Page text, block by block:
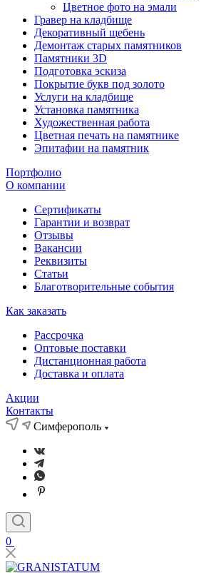
Цветное фото на эмали
Гравер на кладбище
Декоративный щебень
Демонтаж старых памятников
Памятники 3D
Подготовка эскиза
Покрытие букв под золото
Услуги на кладбище
Установка памятника
Художественная работа
Цветная печать на памятнике
Эпитафии на памятник
Портфолио
О компании
Сертификаты
Гарантии и возврат
Отзывы
Вакансии
Реквизиты
Статьи
Благотворительные события
Как заказать
Рассрочка
Оптовые поставки
Дистанционная работа
Доставка и оплата
Акции
Контакты
Симферополь
0